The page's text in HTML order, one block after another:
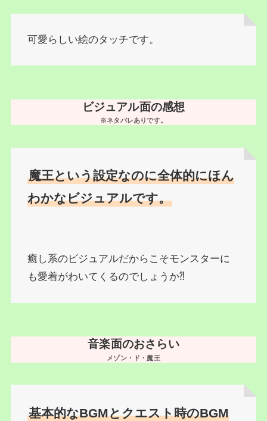
可愛らしい絵のタッチです。
ビジュアル面の感想
※ネタバレありです。
魔王という設定なのに全体的にほん
わかなビジュアルです。
癒し系のビジュアルだからこそモンスターに
も愛着がわいてくるのでしょうか⁈
音楽面のおさらい
メゾン・ド・魔王
基本的なBGMとクエスト時のBGM